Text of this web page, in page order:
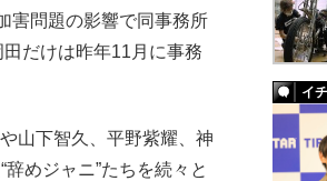
害問題の影響で同事務所
だけは昨年11月に事務
山下智久、平野紫耀、神
めジャニ”たちを続々と
イ